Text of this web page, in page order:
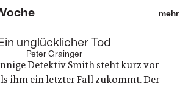
mehr
unglücklicher Tod
Peter Grainger
Detektiv Smith steht kurz vor
ihm ein letzter Fall zukommt. Der